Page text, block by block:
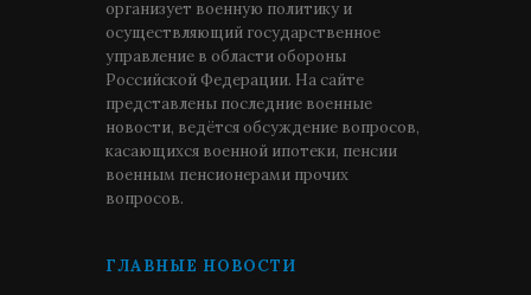
организует военную политику и
осуществляющий государственное
управление в области обороны
Российской Федерации. На сайте
представлены последние военные
новости, ведётся обсуждение вопросов,
касающихся военной ипотеки, пенсии
военным пенсионерами прочих
вопросов.
ГЛАВНЫЕ НОВОСТИ